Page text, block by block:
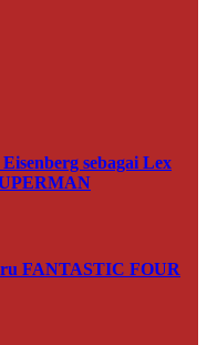
sebagai Lex
FANTASTIC FOUR